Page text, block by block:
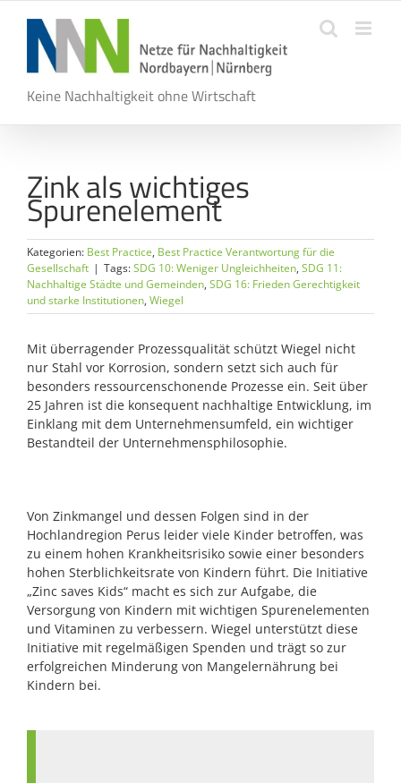
springen
Keine Nachhaltigkeit ohne Wirtschaft
Zink als wichtiges
Spurenelement
Kategorien: Best Practice, Best Practice Verantwortung für die
Gesellschaft | Tags:SDG 10: Weniger Ungleichheiten, SDG 11:
Nachhaltige Städte und Gemeinden, SDG 16: Frieden Gerechtigkeit
und starke Institutionen, Wiegel
Mit überragender Prozessqualität schützt Wiegel nicht
nur Stahl vor Korrosion, sondern setzt sich auch für
besonders ressourcenschonende Prozesse ein. Seit über
25 Jahren ist die konsequent nachhaltige Entwicklung, im
Einklang mit dem Unternehmensumfeld, ein wichtiger
Bestandteil der Unternehmensphilosophie.
Von Zinkmangel und dessen Folgen sind in der
Hochlandregion Perus leider viele Kinder betroffen, was
zu einem hohen Krankheitsrisiko sowie einer besonders
hohen Sterblichkeitsrate von Kindern führt. Die Initiative
„Zinc saves Kids“ macht es sich zur Aufgabe, die
Versorgung von Kindern mit wichtigen Spurenelementen
und Vitaminen zu verbessern. Wiegel unterstützt diese
Initiative mit regelmäßigen Spenden und trägt so zur
erfolgreichen Minderung von Mangelernährung bei
Kindern bei.